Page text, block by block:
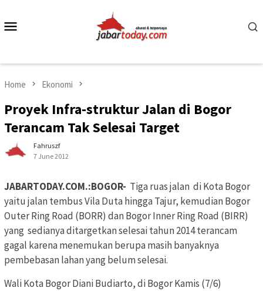
content
Home Ekonomi
Proyek Infra-struktur Jalan di Bogor
Terancam Tak Selesai Target
Fahruszf
7 June 2012
JABARTODAY.COM.:BOGOR- Tiga ruas jalan di Kota Bogor
yaitu jalan tembus Vila Duta hingga Tajur, kemudian Bogor
Outer Ring Road (BORR) dan Bogor Inner Ring Road (BIRR)
yang sedianya ditargetkan selesai tahun 2014 terancam
gagal karena menemukan berupa masih banyaknya
pembebasan lahan yang belum selesai.
Wali Kota Bogor Diani Budiarto, di Bogor Kamis (7/6)